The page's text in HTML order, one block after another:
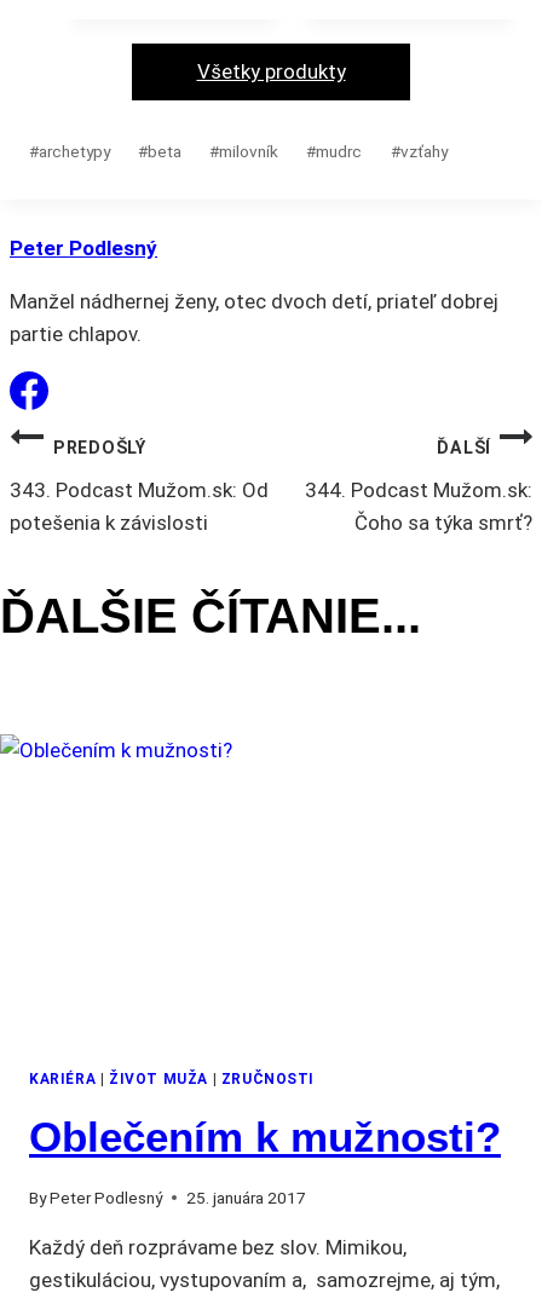
stránke
produktu.
viacero
variantov.
si
stránke
Všetky produkty
#archetypy #beta #milovník #mudrc #vzťahy
Peter Podlesný
Manžel nádhernej ženy, otec dvoch detí, priateľ dobrej
partie chlapov.
NAVIGÁCIA
V
ČLÁNKU
PREDOŠLÝ
343. Podcast Mužom.sk: Od
potešenia k závislosti
ĎALŠÍ
344. Podcast Mužom.sk:
Čoho sa týka smrť?
ĎALŠIE ČÍTANIE...
KARIÉRA ŽIVOT MUŽA ZRUČNOSTI
Oblečením k mužnosti?
ByPeter Podlesný 25. januára 2017
Každý deň rozprávame bez slov. Mimikou,
gestikuláciou, vystupovaním a, samozrejme, aj tým,